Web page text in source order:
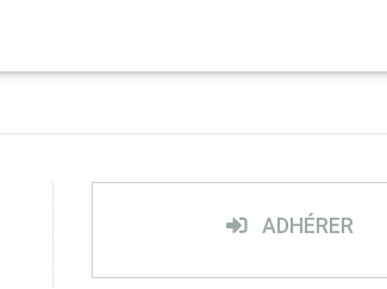
ADHÉRER